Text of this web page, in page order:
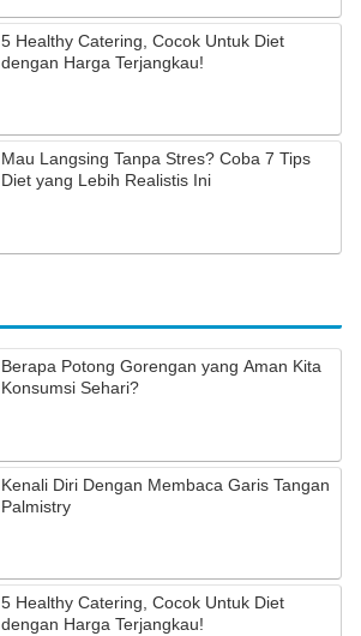
5 Healthy Catering, Cocok Untuk Diet
dengan Harga Terjangkau!
Mau Langsing Tanpa Stres? Coba 7 Tips
Diet yang Lebih Realistis Ini
Berapa Potong Gorengan yang Aman Kita
Konsumsi Sehari?
Kenali Diri Dengan Membaca Garis Tangan
Palmistry
5 Healthy Catering, Cocok Untuk Diet
dengan Harga Terjangkau!